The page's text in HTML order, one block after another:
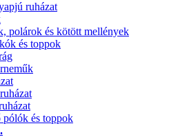
ruházat
polárok és kötött mellények
és toppok
és toppok